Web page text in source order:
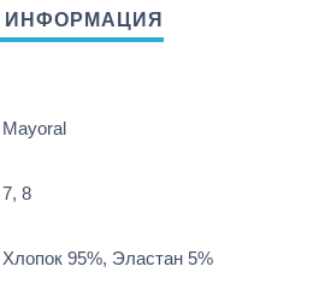
Mayoral
7, 8
Хлопок 95%, Эластан 5%